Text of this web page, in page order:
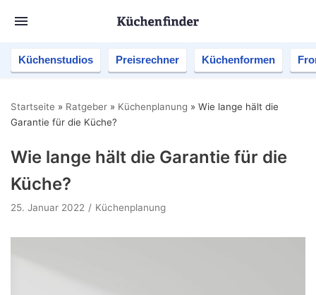
Küchenstudios Preisrechner Küchenformen
Startseite » Ratgeber » Küchenplanung » Wie lange hält die
Garantie für die Küche?
Wie lange hält die Garantie für die
Küche?
25. Januar 2022 Küchenplanung